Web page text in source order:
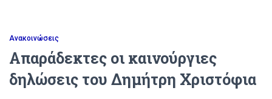
Ανακοινώσεις
Απαράδεκτες οι καινούργιες
δηλώσεις του Δημήτρη Χριστόφια